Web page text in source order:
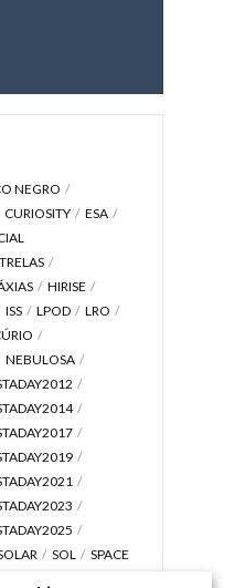
NEGRO
CURIOSITY
ESA
HIRISE
ISS LPOD
LRO
NEBULOSA
SOL
SPACE